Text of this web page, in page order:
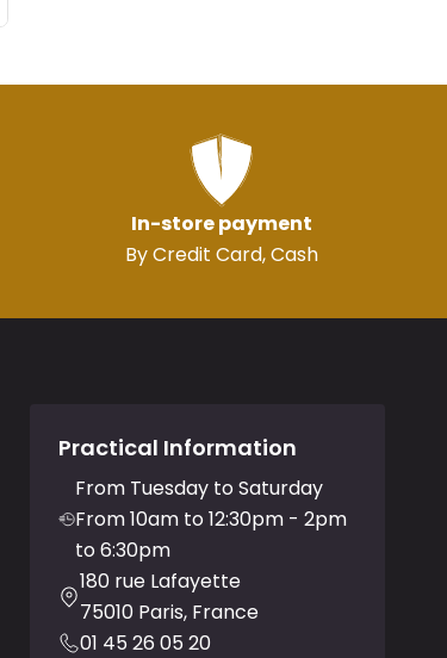
In-store payment
By Credit Card, Cash
Practical Information
From Tuesday to Saturday
From 10am to 12:30pm - 2pm
to 6:30pm
180 rue Lafayette
75010 Paris, France
01 45 26 05 20